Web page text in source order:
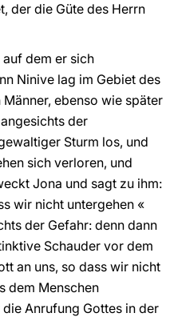
der die Güte des Herrn
dem er sich
Ninive lag im Gebiet des
ebenso wie später
der
Sturm los, und
sich verloren, und
Jona und sagt zu ihm:
wir nicht untergehen «
der Gefahr: denn dann
Schauder vor dem
an uns, so dass wir nicht
dem Menschen
Anrufung Gottes in der